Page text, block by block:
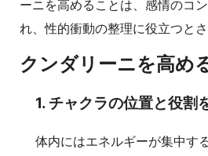
ーニを高めることは、感情のコ
れ、性的衝動の整理に役立つとさ
クンダリーニを高め
1. チャクラの位置と役割
体内にはエネルギーが集中す